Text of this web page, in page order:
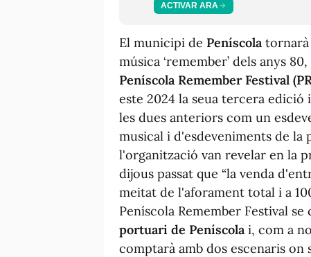
ACTIVAR ARA
El municipi de Peníscola tornarà
música ‘remember’ dels anys
Peníscola Remember Festival
este 2024 la seua tercera
les dues anteriors com un
musical i d'esdeveniments de la
l'organització van revelar en la
dijous passat que “la venda
meitat de l'aforament total i a
Peníscola Remember Festival se
portuari de Peníscola i, com a
comptarà amb dos escenaris